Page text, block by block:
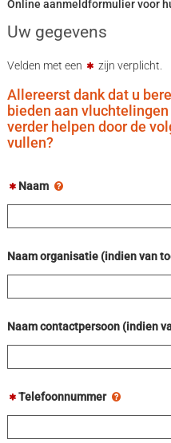
Online aanmeldformulier voor
Uw gegevens
Velden met een zijn verplicht.
Allereerst dank dat u
bieden aan vluchtelingen uit
verder helpen door de
vullen?
Naam
Naam organisatie (indien van
Naam contactpersoon (indien
Telefoonnummer